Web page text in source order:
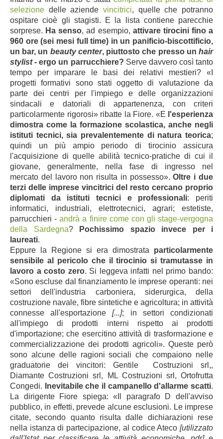
selezione delle aziende vincitrici, quelle che potranno
ospitare cioè gli stagisti. E la lista contiene parecchie
sorprese. Ha senso, ad esempio, attivare tirocini fino a
960 ore (sei mesi full time) in un panificio-biscottificio,
un bar, un beauty center, piuttosto che presso unhair
stylist- ergo un parrucchiere? Serve davvero così tanto
tempo per imparare le basi dei relativi mestieri? «I
progetti formativi sono stati oggetto di valutazione da
parte dei centri per l'impiego e delle organizzazioni
sindacali e datoriali di appartenenza, con criteri
particolarmente rigorosi» ribatte la Fiore. «E l'esperienza
dimostra come la formazione scolastica, anche negli
istituti tecnici, sia prevalentemente di natura teorica;
quindi un più ampio periodo di tirocinio assicura
l'acquisizione di quelle abilità tecnico-pratiche di cui il
giovane, generalmente, nella fase di ingresso nel
mercato del lavoro non risulta in possesso». Oltre i due
terzi delle imprese vincitrici del resto cercano proprio
diplomati da istituti tecnici e professionali: periti
informatici, industriali, elettrotecnici, agrari; estetiste,
parrucchieri -andrà a finire come con gli stage-vergogna
della Sardegna?Pochissimo spazio invece per i
laureati.
Eppure la Regione si era dimostrata particolarmente
sensibile al pericolo che il tirocinio si tramutasse in
lavoro a costo zero. Si leggeva infatti nel primo bando:
«Sono escluse dal finanziamento le imprese operanti: nei
settori dell'industria carboniera, siderurgica, della
costruzione navale, fibre sintetiche e agricoltura; in attività
connesse all'esportazione[...]; in settori condizionati
all'impiego di prodotti interni rispetto ai prodotti
d'importazione; che esercitino attività di trasformazione e
commercializzazione dei prodotti agricoli». Queste però
sono alcune delle ragioni sociali che compaiono nelle
graduatorie dei vincitori: Gentile Costruzioni srl,,
Diamante Costruzioni srl, ML Costruzioni srl, Ortofrutta
Congedi.
Inevitabile che il campanello d'allarme scatti.
La dirigente Fiore spiega: «Il paragrafo D dell'avviso
pubblico, in effetti, prevede alcune esclusioni. Le imprese
citate, secondo quanto risulta dalle dichiarazioni rese
nella istanza di partecipazione, al codice Ateco [utilizzato